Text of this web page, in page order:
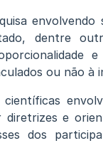
envolvendo
dentre
ou não à
diretrizes e
dos